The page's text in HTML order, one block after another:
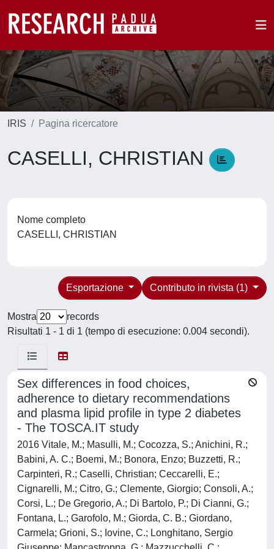
IRIS Pagina ricercatore
CASELLI, CHRISTIAN
Nome completo
CASELLI, CHRISTIAN
Contributo in rivista (1)
Esportazione
Mostra
records
Risultati 1 - 1 di 1 (tempo di esecuzione: 0.004 secondi).
Sex differences in food choices,
adherence to dietary recommendations
and plasma lipid profile in type 2 diabetes
- The TOSCA.IT study
2016 Vitale, M.; Masulli, M.; Cocozza, S.; Anichini, R.;
Babini, A. C.; Boemi, M.; Bonora, Enzo; Buzzetti, R.;
Carpinteri, R.; Caselli, Christian; Ceccarelli, E.;
Cignarelli, M.; Citro, G.; Clemente, Giorgio; Consoli, A.;
Corsi, L.; De Gregorio, A.; Di Bartolo, P.; Di Cianni, G.;
Fontana, L.; Garofolo, M.; Giorda, C. B.; Giordano,
Carmela; Grioni, S.; Iovine, C.; Longhitano, Sergio